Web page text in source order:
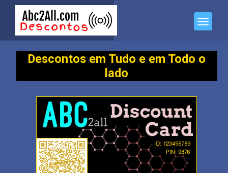
Descontos em Tudo e em Todo o
lado